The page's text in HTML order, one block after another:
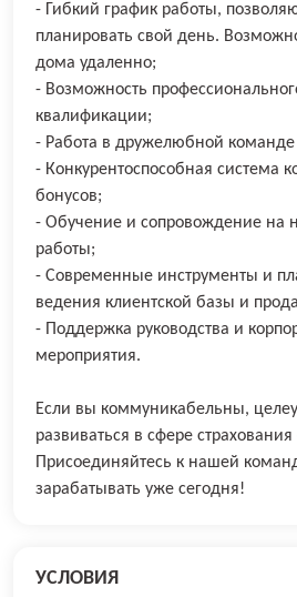
- Гибкий график работы,
планировать свой день.
дома удаленно;
- Возможность
квалификации;
- Работа в дружелюбной команде
- Конкурентоспособная система
бонусов;
- Обучение и сопровождение на
работы;
- Современные инструменты и
ведения клиентской базы и
- Поддержка руководства и
мероприятия.
Если вы коммуникабельны,
развиваться в сфере
Присоединяйтесь к нашей
зарабатывать уже сегодня!
УСЛОВИЯ